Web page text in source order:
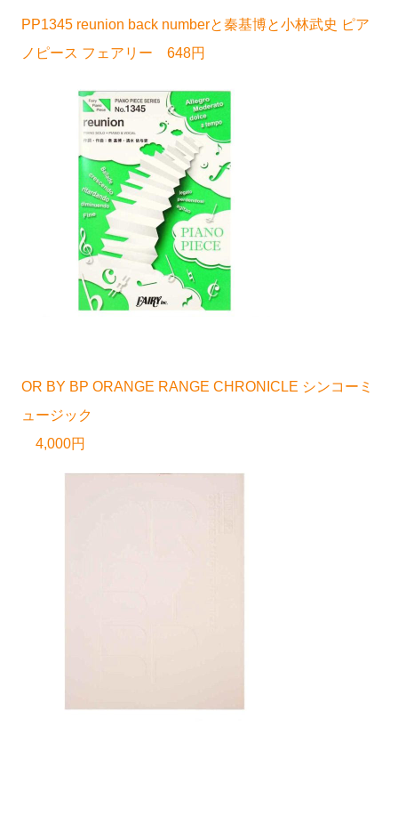
PP1345 reunion back numberと秦基博と小林武史 ピア
ノピース フェアリー 648円
OR BY BP ORANGE RANGE CHRONICLE シンコーミ
ュージック
4,000円